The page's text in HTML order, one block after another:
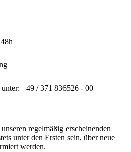
+49 / 371 836526 - 00
regelmäßig erscheinenden
unter den Ersten sein, über neue
werden.